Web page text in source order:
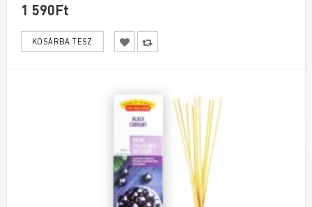
1 590Ft